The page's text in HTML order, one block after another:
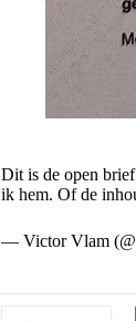
Dit is de open
ik hem. Of de
— Victor Vlam